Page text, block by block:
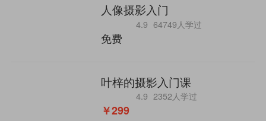
人像摄影入门
4.9 64749人学过
免费
叶梓的摄影入门课
4.9 2352人学过
￥299